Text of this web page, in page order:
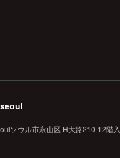
ソウル市永山区 H大路210-12階